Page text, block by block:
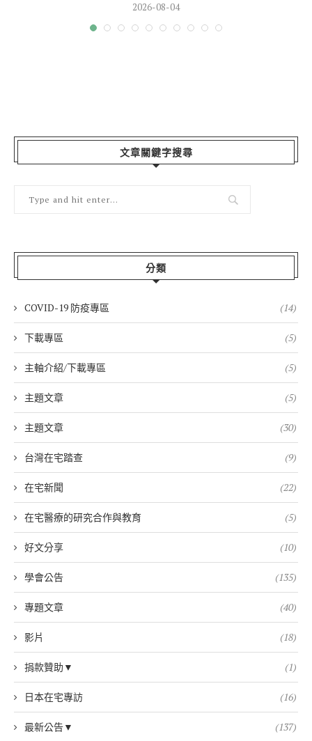
2026-08-04
文章關鍵字搜尋
分類
COVID-19 防疫專區 (14)
下載專區 (5)
主軸介紹/下載專區 (5)
主題文章 (5)
主題文章 (30)
台灣在宅踏查 (9)
在宅新聞 (22)
在宅醫療的研究合作與教育 (5)
好文分享 (10)
學會公告 (135)
專題文章 (40)
影片 (18)
捐款贊助▼ (1)
日本在宅專訪 (16)
最新公告▼ (137)